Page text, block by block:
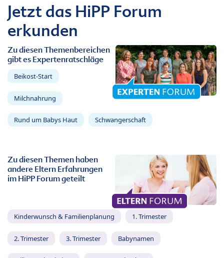
Jetzt das HiPP Forum
erkunden
Zu diesen Themenbereichen
gibt es Expertenratschläge
Beikost-Start
Milchnahrung
Rund um Babys Haut Schwangerschaft
Zu diesen Themen haben
andere Eltern Erfahrungen
im HiPP Forum geteilt
Kinderwunsch & Familienplanung 1. Trimester
2. Trimester 3. Trimester Babynamen